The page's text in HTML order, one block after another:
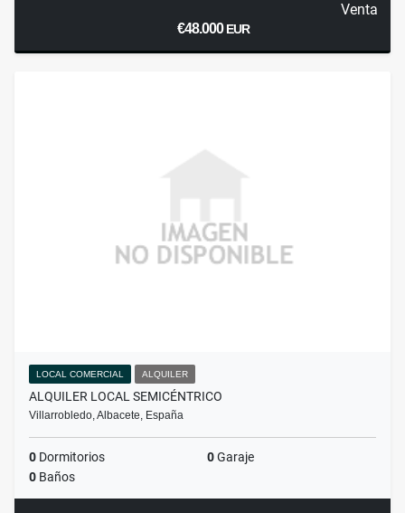
Venta
€48.000EUR
LOCAL COMERCIAL ALQUILER
ALQUILER LOCAL SEMICÉNTRICO
Villarrobledo, Albacete, España
0 Dormitorios 0Garaje
0 Baños